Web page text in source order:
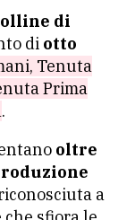
di
di otto
Tenuta
Prima
.
oltre
a